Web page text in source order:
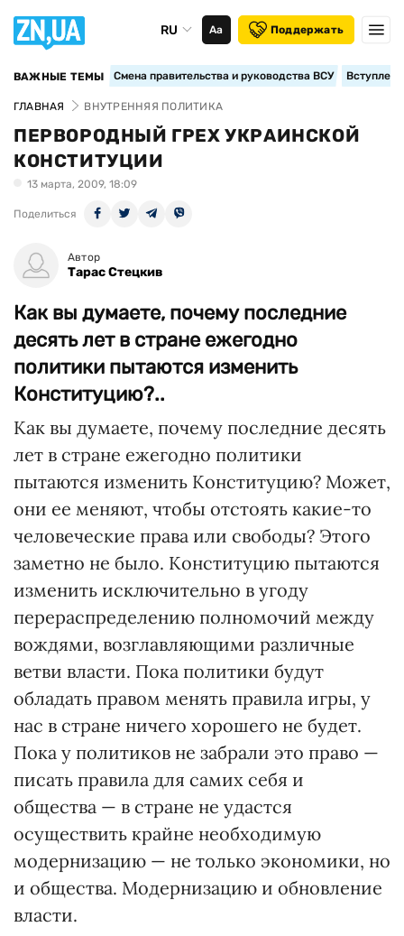
RU Аа Поддержать
ВАЖНЫЕ ТЕМЫ Смена правительства и руководства ВСУ
ГЛАВНАЯ ВНУТРЕННЯЯ ПОЛИТИКА
ПЕРВОРОДНЫЙ ГРЕХ УКРАИНСКОЙ
КОНСТИТУЦИИ
13 марта, 2009, 18:09
Поделиться
Автор
Тарас Стецкив
Как вы думаете, почему последние
десять лет в стране ежегодно
политики пытаются изменить
Конституцию?..
Как вы думаете, почему последние десять
лет в стране ежегодно политики
пытаются изменить Конституцию? Может,
они ее меняют, чтобы отстоять какие-то
человеческие права или свободы? Этого
заметно не было. Конституцию пытаются
изменить исключительно в угоду
перераспределению полномочий между
вождями, возглавляющими различные
ветви власти. Пока политики будут
обладать правом менять правила игры, у
нас в стране ничего хорошего не будет.
Пока у политиков не забрали это право —
писать правила для самих себя и
общества — в стране не удастся
осуществить крайне необходимую
модернизацию — не только экономики, но
и общества. Модернизацию и обновление
власти.